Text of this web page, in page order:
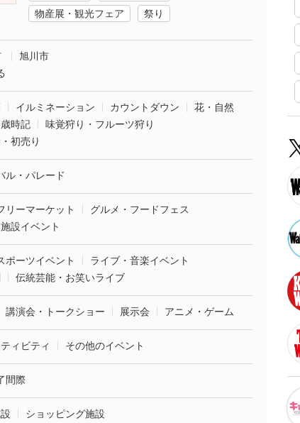
物産展・観光フェア
祭り
旭川市
イルミネーション カウントダウン
花・自然
時記
味覚狩り・フルーツ狩り
初売り
ル・パレード
リーマーケット
グルメ・フードフェス
設イベント
ポーツイベント
ライブ・音楽イベント
伝統芸能・お笑いライブ
講演会・トークショー 展示会 アニメ・ゲーム
ィビティ その他のイベント
間際
ショッピング施設